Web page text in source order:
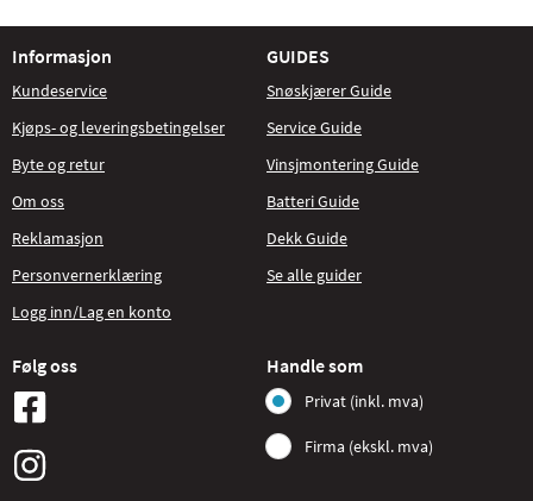
Informasjon
Kundeservice
Kjøps- og leveringsbetingelser
Byte og retur
Om oss
Reklamasjon
Personvernerklæring
Logg inn/Lag en konto
GUIDES
Snøskjærer Guide
Service Guide
Vinsjmontering Guide
Batteri Guide
Dekk Guide
Se alle guider
Følg oss Handle som
Privat (inkl. mva)
Firma (ekskl. mva)